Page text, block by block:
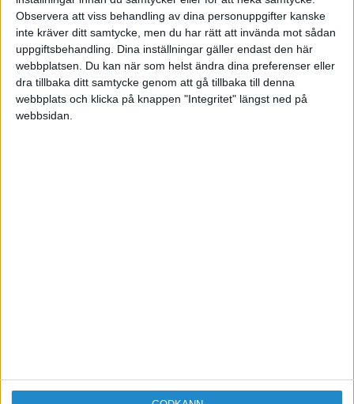
Observera att viss behandling av dina personuppgifter kanske
inte kräver ditt samtycke, men du har rätt att invända mot sådan
uppgiftsbehandling. Dina inställningar gäller endast den här
webbplatsen. Du kan när som helst ändra dina preferenser eller
dra tillbaka ditt samtycke genom att gå tillbaka till denna
webbplats och klicka på knappen "Integritet" längst ned på
webbsidan.
Anmäl dig till ett förbaskat bra nyhetsbrev